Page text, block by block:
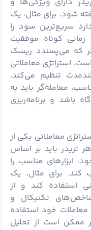
شود. برای مثال، یک
سریع‌ترین سود را
زمانی کوتاه موفقیت
که می‌پسندد ریسک
استراتژی معاملاتی
تنظیم می‌کند.
معامله‌گر باید به
باشد و برنامه‌ریزی
معاملاتی یکی از
تریدر باید بر اساس
ابزارهای مناسب را
کند. برای مثال، یک
استفاده کند و از
شاخص‌های تکنیکال و
خود استفاده
ممکن است از تحلیل